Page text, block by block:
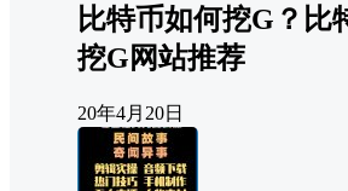
比特币如何挖G？比
挖G网站推荐
20年4月20日